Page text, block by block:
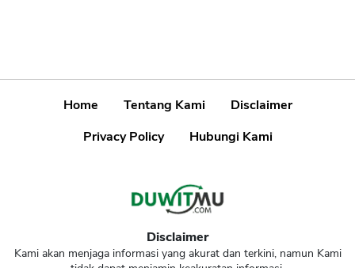
Home Tentang Kami
Disclaimer
Privacy Policy
Hubungi Kami
Disclaimer
Kami akan menjaga informasi yang akurat dan terkini, namun Kami